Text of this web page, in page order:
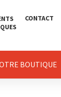
CONTACT
BOUTIQUE